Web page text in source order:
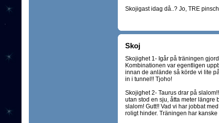
Skojigast idag då..? Jo, TRE
Skoj
Skojighet 1- Igår på träningen
Kombinationen var egentligen
innan de anlände så körde vi lite
in i tunnel!! Tjoho!
Skojighet 2- Taurus drar på
utan stod en sju, åtta meter längre
slalom! Gutt!! Vad vi har jobbat
roligt hinder. Träningen har